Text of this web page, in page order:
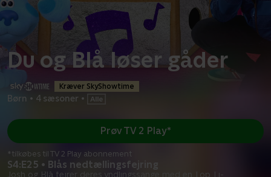
Du og Blå løser gåder
Kræver SkyShowtime
Børn • 4 sæsoner •
S4:E25 • Blås nedtællingsfejring
Josh og Blå fejrer deres yndlingssange med en Top Ti-
Prøv TV 2 Play*
*tilkøbes til TV 2 Play abonnement